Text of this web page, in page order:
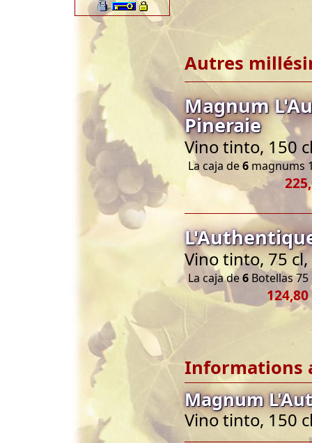
Autres
Magnum
Pineraie
Vino tinto, 150
La caja de6 magnums
Vino tinto, 75 cl,
La caja de6 Botellas 75
124,80
Informations
Magnum
Vino tinto, 150